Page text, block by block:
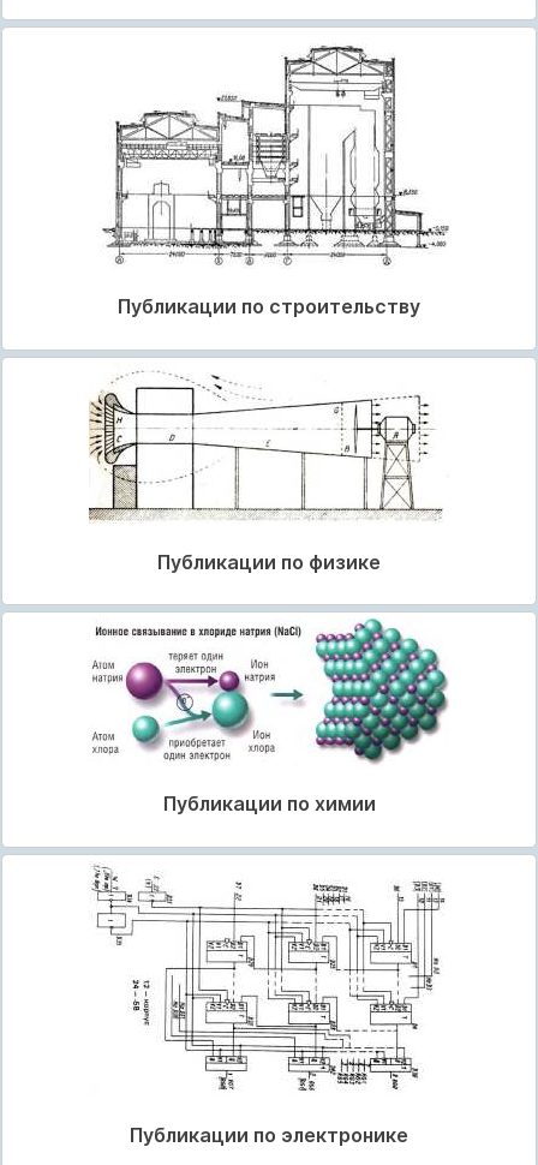
Публикации по строительству
Публикации по физике
Публикации по химии
Публикации по электронике